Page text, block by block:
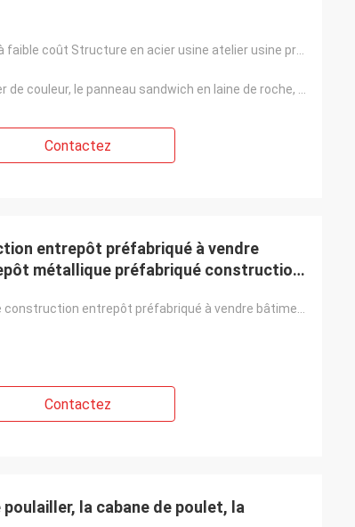
Contactez
entrepôt préfabriqué à vendre
métallique préfabriqué construction
Contactez
la cabane de poulet, la